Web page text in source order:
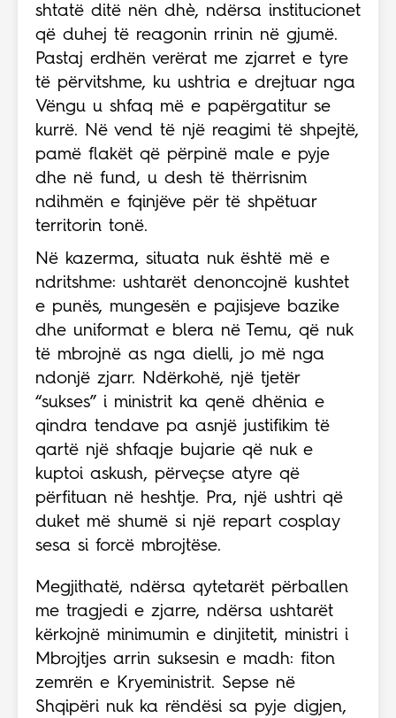
shtatë ditë nën dhè, ndërsa institucionet
që duhej të reagonin rrinin në gjumë.
Pastaj erdhën verërat me zjarret e tyre
të përvitshme, ku ushtria e drejtuar nga
Vëngu u shfaq më e papërgatitur se
kurrë. Në vend të një reagimi të shpejtë,
pamë flakët që përpinë male e pyje
dhe në fund, u desh të thërrisnim
ndihmën e fqinjëve për të shpëtuar
territorin tonë.
Në kazerma, situata nuk është më e
ndritshme: ushtarët denoncojnë kushtet
e punës, mungesën e pajisjeve bazike
dhe uniformat e blera në Temu, që nuk
të mbrojnë as nga dielli, jo më nga
ndonjë zjarr. Ndërkohë, një tjetër
“sukses” i ministrit ka qenë dhënia e
qindra tendave pa asnjë justifikim të
qartë një shfaqje bujarie që nuk e
kuptoi askush, përveçse atyre që
përfituan në heshtje. Pra, një ushtri që
duket më shumë si një repart cosplay
sesa si forcë mbrojtëse.
Megjithatë, ndërsa qytetarët përballen
me tragjedi e zjarre, ndërsa ushtarët
kërkojnë minimumin e dinjitetit, ministri i
Mbrojtjes arrin suksesin e madh: fiton
zemrën e Kryeministrit. Sepse në
Shqipëri nuk ka rëndësi sa pyje digjen,